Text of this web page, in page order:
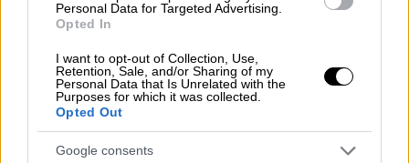
Personal Data for Targeted Advertising.
Opted In
I want to opt-out of Collection, Use,
Retention, Sale, and/or Sharing of my
Personal Data that Is Unrelated with the
Purposes for which it was collected.
Opted Out
Google consents
ουκρανική κρίση: Η Βουλή της
Ρωσίας δίνει έγκριση στον Πούτιν για
να χρησιμοποιήσει στρατό στο
εξωτερικό
Κόσμος|22.02.2022 18:31